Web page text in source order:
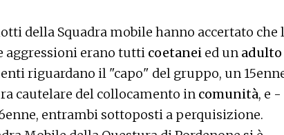
della Squadra mobile hanno accertato che
aggressioni erano tutti coetanei ed un adulto
riguardano il "capo" del gruppo, un
cautelare del collocamento in comunità, e
entrambi sottoposti a perquisizione.